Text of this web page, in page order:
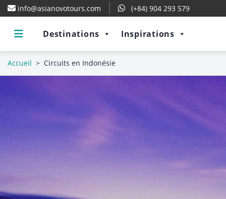
info@asianovotours.com (+84) 904 293 579
Destinations Inspirations
Accueil > Circuits en Indonésie